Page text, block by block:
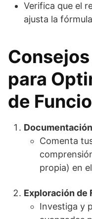
Verifica que el
ajusta la
para
de
Comenta
propia) en
Exploración de
Investiga y